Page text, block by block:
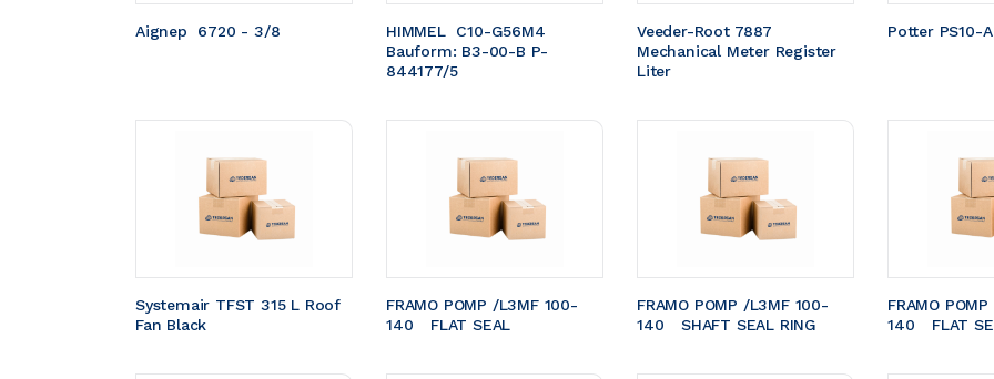
Aignep  6720 - 3/8
HIMMEL  C10-G56M4
Bauform: B3-00-B P-
844177/5
Veeder-Root 7887
Mechanical Meter Register
Liter
Potter PS10-A
Systemair TFST 315 L Roof
Fan Black
FRAMO POMP /L3MF 100-
140	FLAT SEAL
FRAMO POMP /L3MF 100-
140	SHAFT SEAL RING
FRAMO
140	FLAT